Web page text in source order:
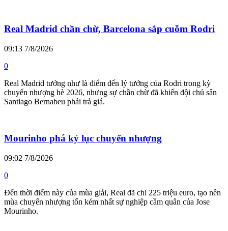
Real Madrid chần chừ, Barcelona sắp cuỗm Rodri
09:13 7/8/2026
0
Real Madrid tưởng như là điểm đến lý tưởng của Rodri trong kỳ
chuyển nhượng hè 2026, nhưng sự chần chừ đã khiến đội chủ sân
Santiago Bernabeu phải trả giá.
Mourinho phá kỷ lục chuyển nhượng
09:02 7/8/2026
0
Đến thời điểm này của mùa giải, Real đã chi 225 triệu euro, tạo nên
mùa chuyển nhượng tốn kém nhất sự nghiệp cầm quân của Jose
Mourinho.